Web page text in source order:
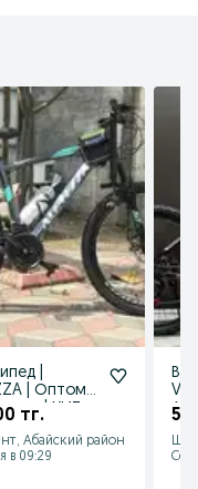
|
| Оптом
| ХИТ
тг.
Абайский район
в 09:29
55